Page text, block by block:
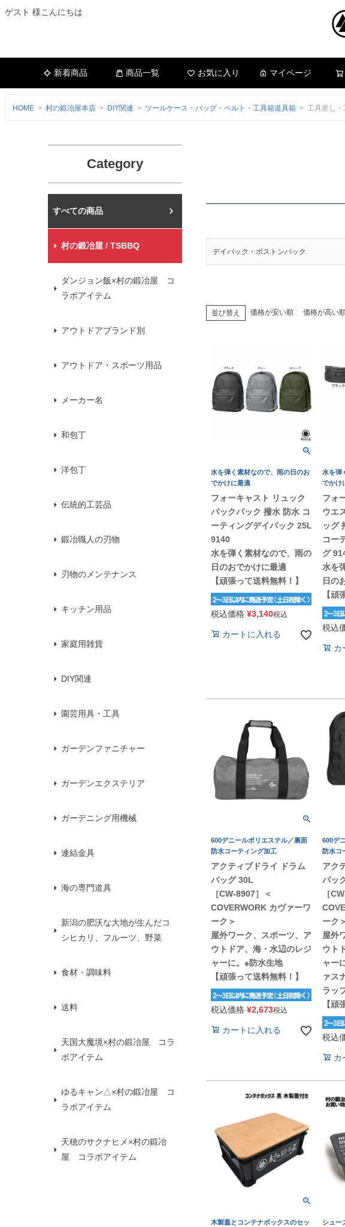
ゲスト 様こんにちは
新着商品 商品一覧 お気に入り マイページ
HOME 村の鍛冶屋本店 DIY関連 ツールケース・バッグ・ベルト・工具箱道具箱 工具差し
Category
村の鍛冶屋本店
村の鍛冶屋 / TSBBQ
ダンジョン飯×村の鍛冶屋 コ
ラボアイテム
アウトドアブランド別
アウトドア・スポーツ用品
メーカー名
和包丁
洋包丁
伝統的工芸品
鍛冶職人の刃物
刃物のメンテナンス
キッチン用品
家庭用雑貨
DIY関連
園芸用具・工具
ガーデンファニチャー
ガーデンエクステリア
ガーデニング用機械
連結金具
海の専門道具
新潟の肥沃な大地が生んだコ
シヒカリ、フルーツ、野菜
食材・調味料
送料
天国大魔境×村の鍛冶屋 コラ
ボアイテム
ゆるキャン△×村の鍛冶屋 コ
ラボアイテム
天穂のサクナヒメ×村の鍛冶
屋 コラボアイテム
デイバック・ボストンバック
並び替え 価格が安い順 価格が高い
水を弾く素材なので、雨の日のお
でかけに最適
フォーキャスト リュック
バックパック 撥水 防水 コ
ーティングデイパック 25L
9140
水を弾く素材なので、雨の
日のおでかけに最適
【頑張って送料無料！】
税込価格 ¥3,140税込
カートに入れる
水を弾
でかけ
フォ
ウエ
ッグ
コー
グ
水を
日の
【頑
税込
カ
600デニールポリエステル／裏面
防水コーティング加工
アクティブドライ ドラム
バッグ 30L
［CW-8907］＜
COVERWORK カヴァーワ
ーク＞
屋外ワーク、スポーツ、ア
ウトドア、海・水辺のレジ
ャーに。※防水生地
【頑張って送料無料！】
税込価格 ¥2,673税込
カートに入れる
600デ
防水コ
アク
パッ
［
ーク＞
屋外
ウト
ャー
ァス
ラッ
【頑
税込
カ
木製蓋とコンテナボックスのセッ
シュー